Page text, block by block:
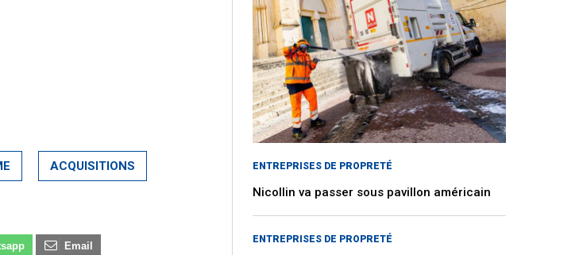
ACQUISITIONS
Email
ENTREPRISES DE PROPRETÉ
Nicollin va passer sous pavillon américain
ENTREPRISES DE PROPRETÉ